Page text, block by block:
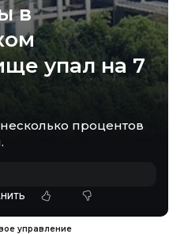
в
упал на 7
процентов
управление